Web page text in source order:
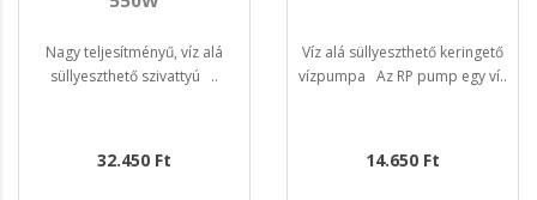
Nagy teljesítményű, víz alá
süllyeszthető szivattyú ..
32.450 Ft
Víz alá süllyeszthető keringető
vízpumpa Az RP pump egy ví..
14.650 Ft